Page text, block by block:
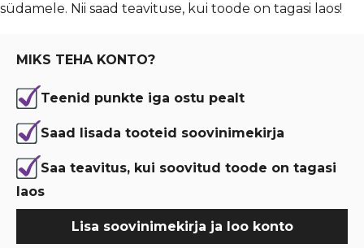
oli:
€ 4,99.
is:
€ 3,74.
südamele. Nii saad teavituse, kui toode on tagasi laos!
MIKS TEHA KONTO?
Teenid punkte iga ostu pealt
Saad lisada tooteid soovinimekirja
Saa teavitus, kui soovitud toode on tagasi
laos
Lisa soovinimekirja ja loo konto